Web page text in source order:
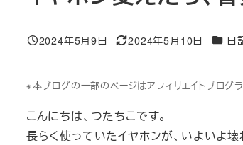
投稿日
2024年5月9日
更新日
2024年5月10日 カテゴ
日
※本ブログの一部のページはアフィリエイトプログ
こんにちは、つたちこです。
長らく使っていたイヤホンが、いよいよ壊